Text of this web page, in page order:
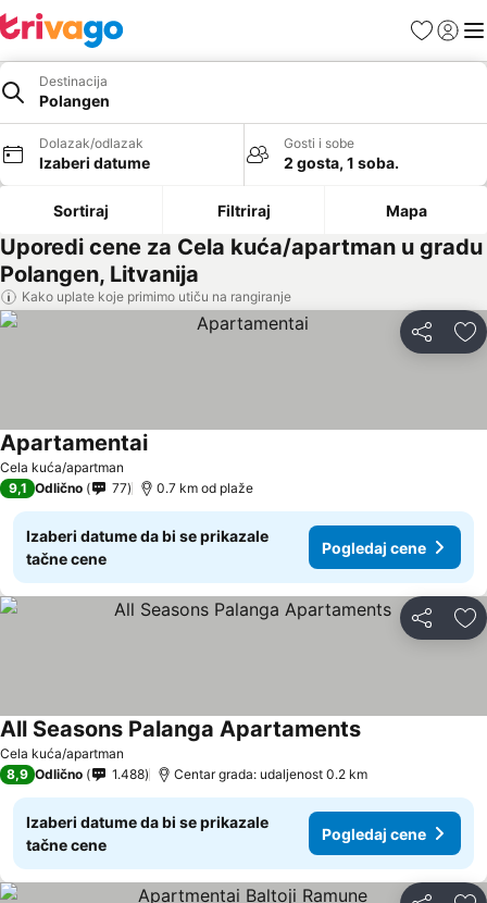
FavoritiPrijavi
Destinacija
Polangen
Dolazak/odlazak
Izaberi datume
Gosti i sobe
2 gosta, 1 soba.
Sortiraj Filtriraj Mapa
Uporedi cene za Cela kuća/apartman u gradu
Polangen, Litvanija
Kako uplate koje primimo utiču na rangiranje
Deli
Cela kuća/apartman
Apartamentai
9,1 Odlično 77 0.7 km od plaže
Izaberi datume da bi se prikazale
tačne cene
Pogledaj cene
Deli
Cela kuća/apartman
All Seasons Palanga Apartaments
8,9 Odlično 1.488 Centar grada: udaljenost 0.2 km
Izaberi datume da bi se prikazale
tačne cene
Pogledaj cene